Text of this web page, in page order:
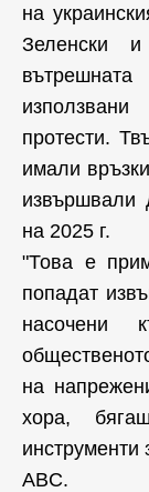
на
Зеленски
протести.
имали
извършвали
на 2025 г.
"Това е
попадат
насочени
на
хора,
инструменти
ABС.